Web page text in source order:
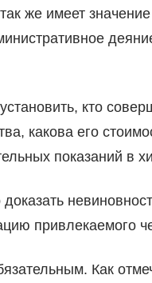
же имеет
кто
какова его
показаний в
привлекаемого
Как